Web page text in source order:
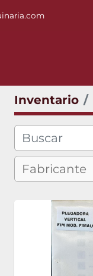
Inventario